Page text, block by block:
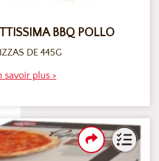
BBQ POLLO
DE 445G
savoir plus >